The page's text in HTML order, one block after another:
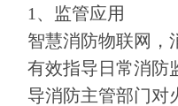
1、监管应用
智慧消防物联网，
有效指导日常消防
导消防主管部门对